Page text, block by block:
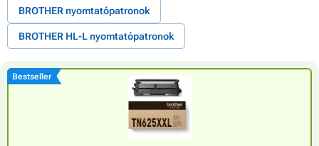
BROTHER nyomtatópatronok
BROTHER HL-L nyomtatópatronok
Bestseller